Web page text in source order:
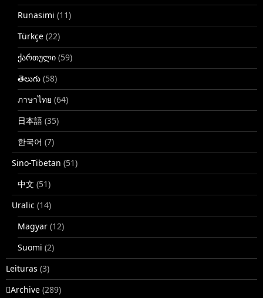
Runasimi (11)
Türkçe (22)
ქართული (59)
తెలుగు (58)
ภาษาไทย (64)
日本語 (35)
한국어 (7)
Sino-Tibetan (51)
中文 (51)
Uralic (14)
Magyar (12)
Suomi (2)
Leituras (3)
􏿽Archive (289)